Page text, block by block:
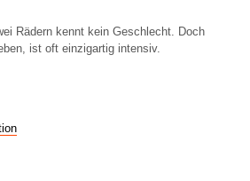
Rädern kennt kein Geschlecht. Doch
ist oft einzigartig intensiv.